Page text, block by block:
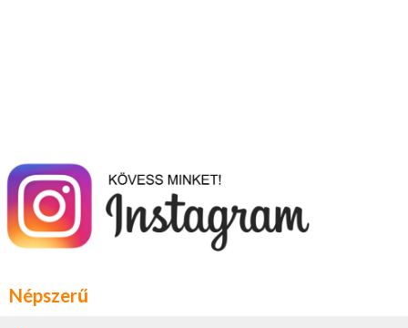
Népszerű